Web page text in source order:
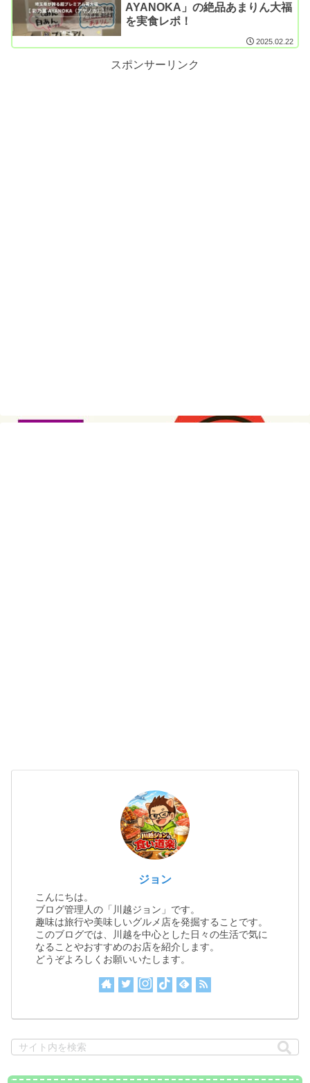
AYANOKA」の絶品あまりん大福
を実食レポ！
2025.02.22
スポンサーリンク
ジョン
こんにちは。
ブログ管理人の「川越ジョン」です。
趣味は旅行や美味しいグルメ店を発掘することです。
このブログでは、川越を中心とした日々の生活で気に
なることやおすすめのお店を紹介します。
どうぞよろしくお願いいたします。